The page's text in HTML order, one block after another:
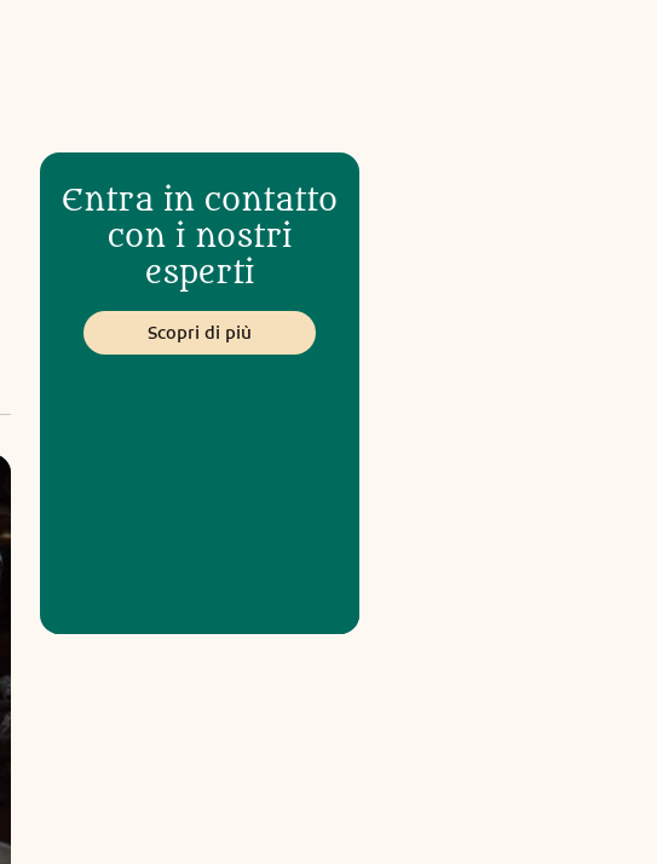
Entra in contatto
con i nostri
esperti
Scopri di più